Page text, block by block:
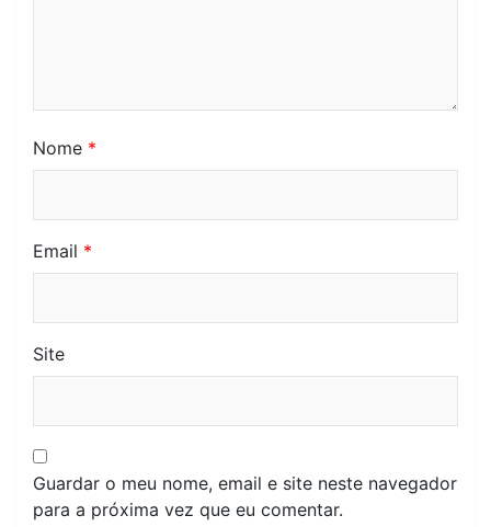
Nome *
Email *
Site
Guardar o meu nome, email e site neste navegador
para a próxima vez que eu comentar.